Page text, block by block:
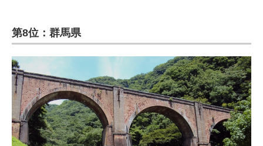
第8位：群馬県